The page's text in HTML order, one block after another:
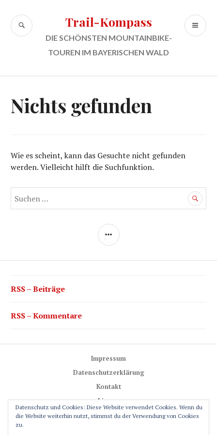
Inhalt
springen
Trail-Kompass
DIE SCHÖNSTEN MOUNTAINBIKE-
TOUREN IM BAYERISCHEN WALD
SUCHE
Nichts gefunden
Wie es scheint, kann das Gesuchte nicht gefunden
werden. Vielleicht hilft die Suchfunktion.
nach:
SEITENLEISTE
RSS – Beiträge
RSS – Kommentare
Impressum
Datenschutzerklärung
Kontakt
Lizenz
Trail-Rules
Datenschutz und Cookies: Diese Website verwendet Cookies. Wenn du
die Website weiterhin nutzt, stimmst du der Verwendung von Cookies
zu.